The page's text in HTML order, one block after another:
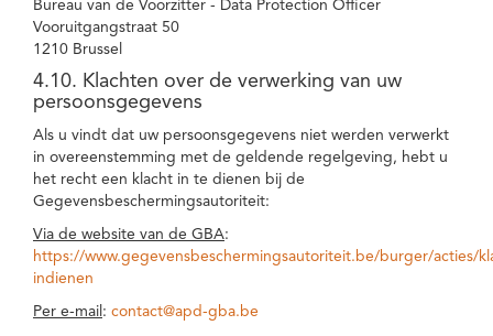
Bureau van de Voorzitter - Data Protection Officer
Vooruitgangstraat 50
1210 Brussel
4.10. Klachten over de verwerking van uw
persoonsgegevens
Als u vindt dat uw persoonsgegevens niet werden verwerkt
in overeenstemming met de geldende regelgeving, hebt u
het recht een klacht in te dienen bij de
Gegevensbeschermingsautoriteit:
Via de website van de GBA:
https://www.gegevensbeschermingsautoriteit.be/burger/acties/
indienen
Per e-mail : contact@apd-gba.be